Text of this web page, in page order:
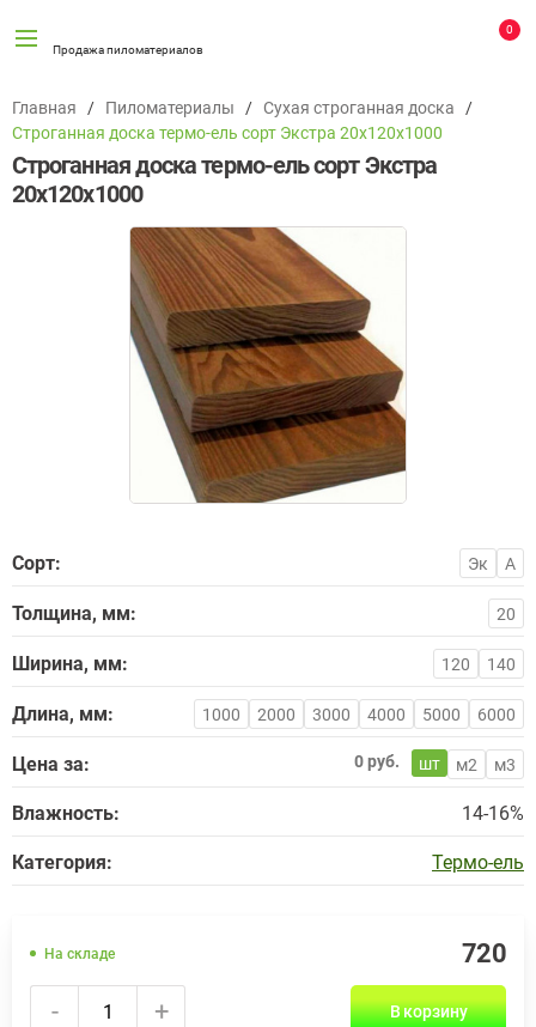
Продажа пиломатериалов
0
Главная Пиломатериалы
Сухая строганная доска
Строганная доска термо-ель сорт Экстра 20х120х1000
Строганная доска термо-ель сорт Экстра
20х120х1000
Сорт: Эк А
Толщина, мм: 20
Ширина, мм: 120 140
Длина, мм: 1000 2000 3000 4000 5000 6000
Цена за: 0 руб. шт м2 м3
Влажность: 14-16%
Категория: Термо-ель
На складе
720
-
+ В корзину